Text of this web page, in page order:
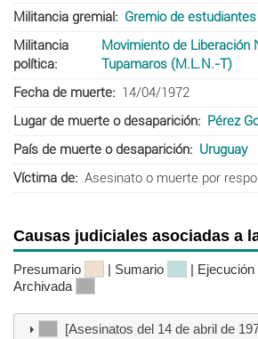
Militancia gremial
Gremio de estudiantes
Militancia
política
Movimiento de Liberación
Tupamaros (M.L.N.-T)
Fecha de muerte
14/04/1972
Lugar de muerte o desaparición
Pérez
País de muerte o desaparición
Uruguay
Víctima de
Asesinato o muerte por
Causas judiciales asociadas a
Presumario | Sumario |
Archivada
[Asesinatos del 14 de abril de